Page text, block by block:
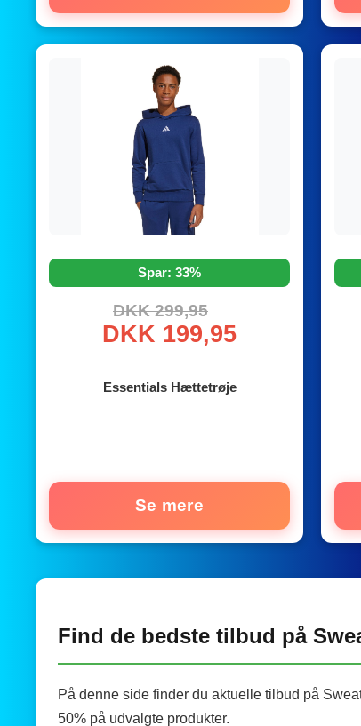
Spar: 33%
DKK 299,95
DKK 199,95
Essentials Hættetrøje
Se mere
Find de bedste tilbud på
På denne side finder du aktuelle tilbud på
50% på udvalgte produkter.